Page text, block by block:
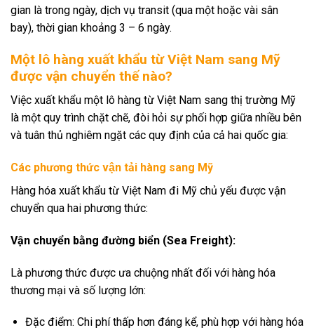
gian là trong ngày, dịch vụ transit (qua một hoặc vài sân
bay), thời gian khoảng 3 – 6 ngày.
Một lô hàng xuất khẩu từ Việt Nam sang Mỹ
được vận chuyển thế nào?
Việc xuất khẩu một lô hàng từ Việt Nam sang thị trường Mỹ
là một quy trình chặt chẽ, đòi hỏi sự phối hợp giữa nhiều bên
và tuân thủ nghiêm ngặt các quy định của cả hai quốc gia:
Các phương thức vận tải hàng sang Mỹ
Hàng hóa xuất khẩu từ Việt Nam đi Mỹ chủ yếu được vận
chuyển qua hai phương thức:
Vận chuyển bằng đường biển (Sea Freight):
Là phương thức được ưa chuộng nhất đối với hàng hóa
thương mại và số lượng lớn:
Đặc điểm: Chi phí thấp hơn đáng kể, phù hợp với hàng hóa